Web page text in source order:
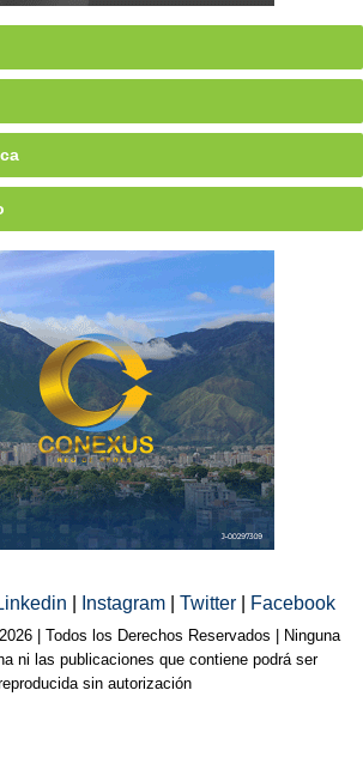
Instagram Twitter Facebook
| Todos los Derechos Reservados | Ninguna
ni las publicaciones que contiene podrá ser
sin autorización